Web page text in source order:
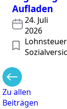
Aufladen
24. Juli
2026
Zu allen
Beiträgen